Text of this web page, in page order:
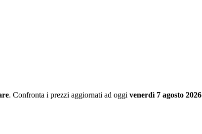
. Confronta i prezzi aggiornati ad oggi venerdì 7 agosto 2026